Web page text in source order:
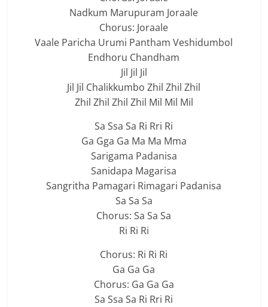
Nadkum Marupuram Joraale
Chorus: Joraale
Vaale Paricha Urumi Pantham Veshidumbol
Endhoru Chandham
Jil Jil Jil
Jil Jil Chalikkumbo Zhil Zhil Zhil
Zhil Zhil Zhil Zhil Mil Mil Mil
Sa Ssa Sa Ri Rri Ri
Ga Gga Ga Ma Ma Mma
Sarigama Padanisa
Sanidapa Magarisa
Sangritha Pamagari Rimagari Padanisa
Sa Sa Sa
Chorus: Sa Sa Sa
Ri Ri Ri
Chorus: Ri Ri Ri
Ga Ga Ga
Chorus: Ga Ga Ga
Sa Ssa Sa Ri Rri Ri